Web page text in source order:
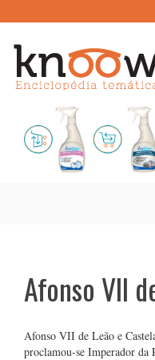
Afonso VII
Afonso VII de Leão e
proclamou-se Imperador da